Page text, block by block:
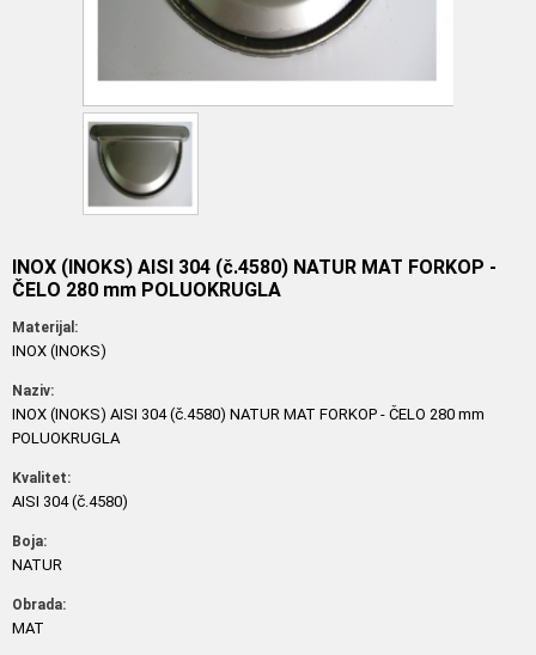
INOX (INOKS) AISI 304 (č.4580) NATUR MAT FORKOP -
ČELO 280 mm POLUOKRUGLA
Materijal:
INOX (INOKS)
Naziv:
INOX (INOKS) AISI 304 (č.4580) NATUR MAT FORKOP - ČELO 280 mm
POLUOKRUGLA
Kvalitet:
AISI 304 (č.4580)
Boja:
NATUR
Obrada:
MAT